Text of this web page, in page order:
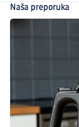
Naša preporuka